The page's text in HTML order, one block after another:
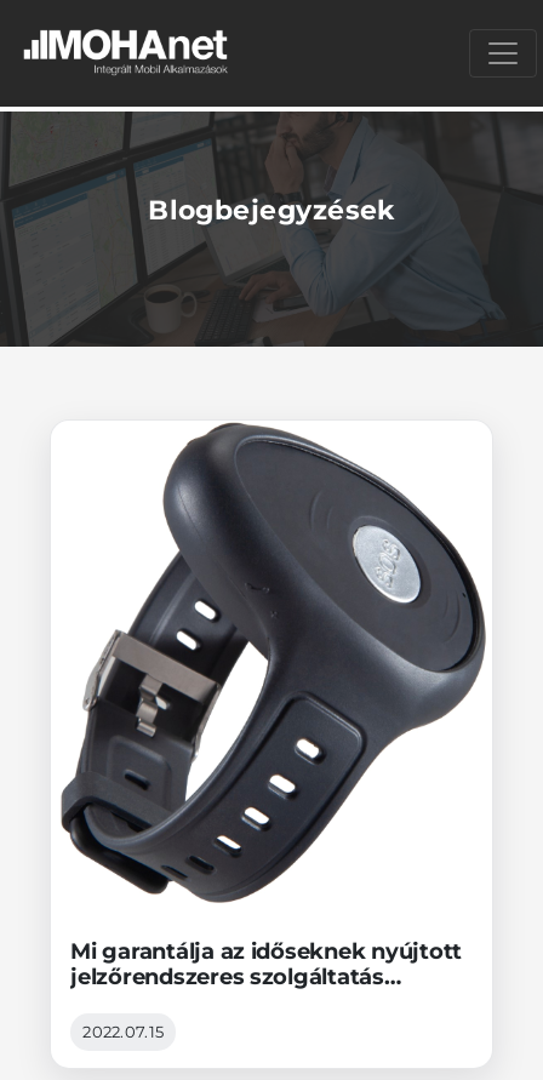
Blogbejegyzések
Mi garantálja az időseknek nyújtott
jelzőrendszeres szolgáltatás
2022.07.15